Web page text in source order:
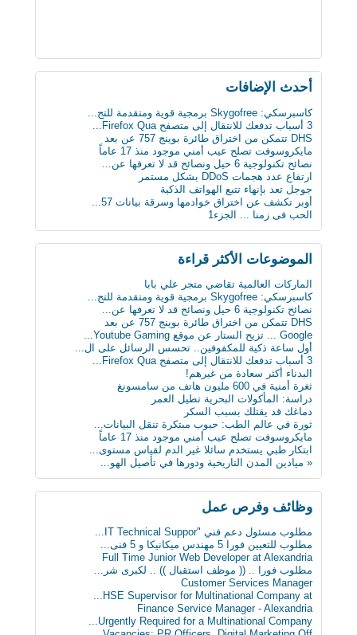
أحدث اﻹضافات
كاسبرسكي: Skygofree برمجية قوية ومتقدمة للتج...
3 أسباب تدفعك للانتقال إلى متصفح Firefox Qua...
DHS تتمكن من اختراق طائرة بوينج 757 عن بعد
مايكروسوفت تصلح عيب أمني موجود منذ 17 عاماً
نصائح تكنولوجية 6 حيل ونصائح قد لا تعرفها عن...
ارتفاع عدد هجمات DDoS بشكل مستمر
جوجل تعد بإنهاء تتبع الهواتف الذكية
أوبر تكشف عن اختراق خوادمها وسرقة بيانات 57...
الحب فى زمنا ... الجزء1
بعد 3 عقود عدد الروبوتات سيفوق تعداد البشر بن...
أول ساعة ذكية للمكفوفين.. تحسس الرسائل على ال...
كيف تعطّل تحديث فيس بوك الذي أزعج الجميع؟
دراسة : كيلو عسل النحل يمنح طاقة تعادل 3 آلاف...
سن الأربعين لم يعد يمثل عائقا للزواج والإنجاب...
ثورة في عالم الطب: حبوب مبتكرة تنقل البيانات...
علماء يابانيون يكشفون الرابط بين قلة النوم وا...
دماغك قد يقتلك بسبب السكر
8 حيل ذكية تجعل حياتك أسهل
« ميادين المدن التاريخية ودورها في تأصيل الهو...
ابتكار طبي يستخدم سائلا غير الدم لقياس مستوى...
دراسة: المأكولات البحرية تطيل العمر
البدناء أكثر سعادة من غيرهم!
الموضوعات اﻷكثر قراءة
الماركات العالمية تقاضي متجر علي بابا
كاسبرسكي: Skygofree برمجية قوية ومتقدمة للتج...
نصائح تكنولوجية 6 حيل ونصائح قد لا تعرفها عن...
DHS تتمكن من اختراق طائرة بوينج 757 عن بعد
Google ... تزيح الستار عن موقع Youtube Gaming...
أول ساعة ذكية للمكفوفين.. تحسس الرسائل على ال...
3 أسباب تدفعك للانتقال إلى متصفح Firefox Qua...
البدناء أكثر سعادة من غيرهم!
ثغرة أمنية في 600 مليون هاتف من سامسونغ
دراسة: المأكولات البحرية تطيل العمر
دماغك قد يقتلك بسبب السكر
ثورة في عالم الطب: حبوب مبتكرة تنقل البيانات...
مايكروسوفت تصلح عيب أمني موجود منذ 17 عاماً
ابتكار طبي يستخدم سائلا غير الدم لقياس مستوى...
« ميادين المدن التاريخية ودورها في تأصيل الهو...
وظائف وفرص عمل
مطلوب مسئول دعم فني "IT Technical Suppor...
مطلوب للتعيين فورا 5 مهندس ميكانيكا و 5 فنى...
Full Time Junior Web Developer at Alexandria
مطلوب‬ فورا .. (( موظف استقبال )) .. لكبرى شر...
Customer Services Manager
HSE Supervisor for Multinational Company at...
Finance Service Manager - Alexandria
Urgently Required for a Multinational Company...